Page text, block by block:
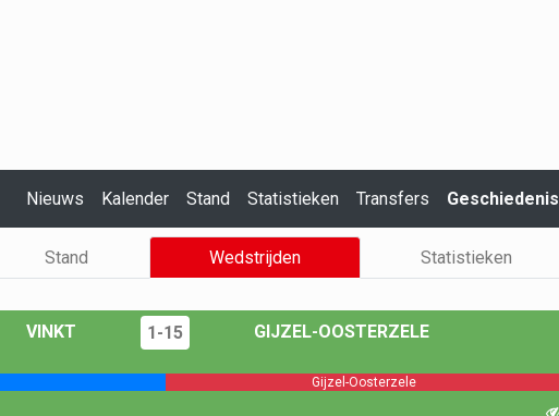
Nieuws Kalender Stand Statistieken Transfers Geschiedenis
Stand Wedstrijden Statistieken
VINKT 1-15 GIJZEL-OOSTERZELE
Gijzel-Oosterzele